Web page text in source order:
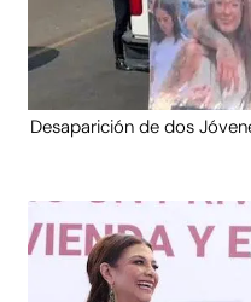
Desaparición de dos